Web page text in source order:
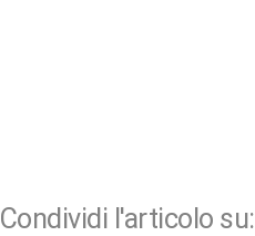
Condividi l'articolo su: